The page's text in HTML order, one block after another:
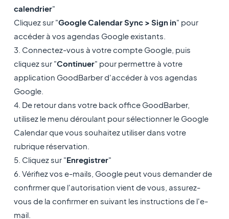
calendrier"
Cliquez sur "Google Calendar Sync > Sign in" pour
accéder à vos agendas Google existants.
3. Connectez-vous à votre compte Google, puis
cliquez sur "Continuer" pour permettre à votre
application GoodBarber d'accéder à vos agendas
Google.
4. De retour dans votre back office GoodBarber,
utilisez le menu déroulant pour sélectionner le Google
Calendar que vous souhaitez utiliser dans votre
rubrique réservation.
5. Cliquez sur "Enregistrer"
6. Vérifiez vos e-mails, Google peut vous demander de
confirmer que l'autorisation vient de vous, assurez-
vous de la confirmer en suivant les instructions de l'e-
mail.